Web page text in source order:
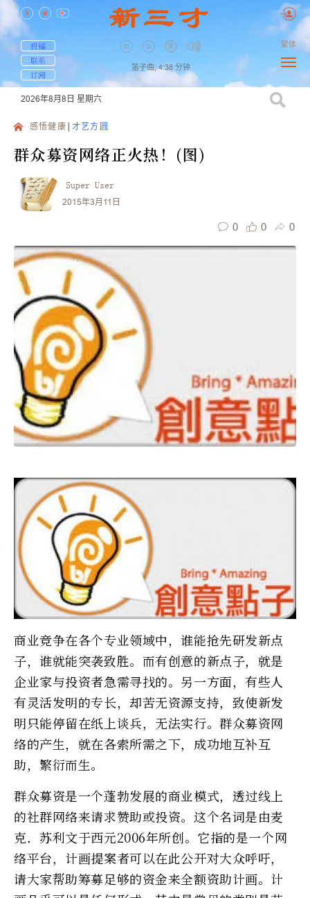
投稿
联系
订阅
笛子曲, 4:38 分钟
繁体
2026年8月8日 星期六
感悟健康 才艺方圆
群众募资网络正火热！(图)
Super User
2015年3月11日
0 0 0
商业竞争在各个专业领域中，谁能抢先研发新点
子，谁就能突袭致胜。而有创意的新点子，就是
企业家与投资者急需寻找的。另一方面，有些人
有灵活发明的专长，却苦无资源支持，致使新发
明只能停留在纸上谈兵，无法实行。群众募资网
络的产生，就在各索所需之下，成功地互补互
助，繁衍而生。
群众募资是一个蓬勃发展的商业模式，透过线上
的社群网络来请求赞助或投资。这个名词是由麦
克．苏利文于西元2006年所创。它指的是一个网
络平台，计画提案者可以在此公开对大众呼吁，
请大家帮助筹募足够的资金来全额资助计画。计